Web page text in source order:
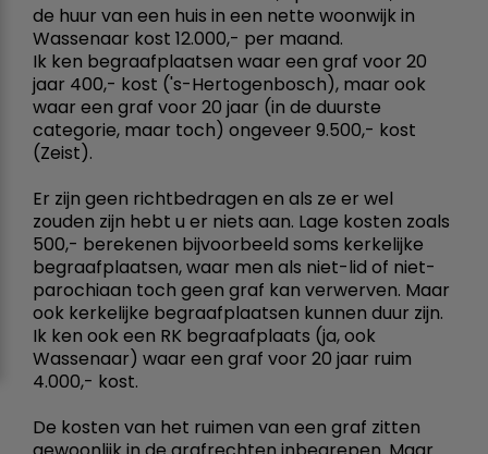
de huur van een huis in een nette woonwijk in
Wassenaar kost 12.000,- per maand.
Ik ken begraafplaatsen waar een graf voor 20
jaar 400,- kost ('s-Hertogenbosch), maar ook
waar een graf voor 20 jaar (in de duurste
categorie, maar toch) ongeveer 9.500,- kost
(Zeist).
Er zijn geen richtbedragen en als ze er wel
zouden zijn hebt u er niets aan. Lage kosten zoals
500,- berekenen bijvoorbeeld soms kerkelijke
begraafplaatsen, waar men als niet-lid of niet-
parochiaan toch geen graf kan verwerven. Maar
ook kerkelijke begraafplaatsen kunnen duur zijn.
Ik ken ook een RK begraafplaats (ja, ook
Wassenaar) waar een graf voor 20 jaar ruim
4.000,- kost.
De kosten van het ruimen van een graf zitten